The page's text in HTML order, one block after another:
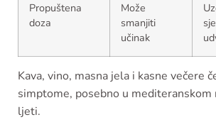
Propuštena
doza
Može
smanjiti
učinak
Kava, vino, masna jela i kasne večere
simptome, posebno u
ljeti.